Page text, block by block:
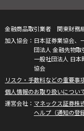
金融商品取引業者 関東財務
日本証券業協会、
団法人 金融先物取
一般社団法人 日
協会
リスク・手数料などの重要事
個人情報のお取り扱いについ
マネックス証券株
ヘルプ（通知の登